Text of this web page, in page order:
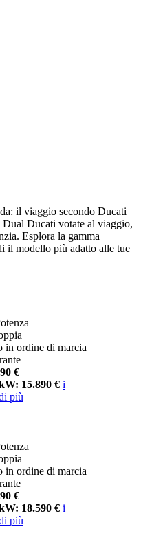
il viaggio secondo Ducati
Ducati votate al viaggio,
Esplora la gamma
il modello più adatto alle tue
in ordine di marcia
€
15.890 € i
più
in ordine di marcia
€
18.590 € i
più